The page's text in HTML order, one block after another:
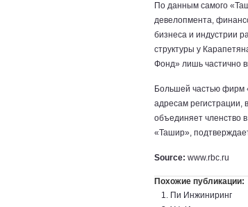
По данным самого
девелопмента,
бизнеса и индустрии
структуры у
Фонд» лишь частично
Большей частью фирм
адресам регистрации,
объединяет членство
«Ташир»,
Source: www.rbc.ru
Похожие публикации:
Пи Инжиниринг